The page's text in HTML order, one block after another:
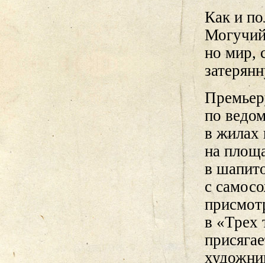
Как и
Могучий
но мир,
по
в жилах
на
в
с
в «Трех